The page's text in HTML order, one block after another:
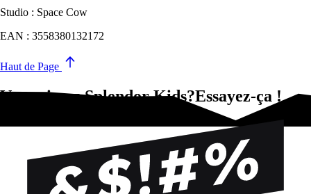
Studio : Space Cow
EAN : 3558380132172
Haut de Page
Vous aimez Splendor Kids?Essayez-ça !